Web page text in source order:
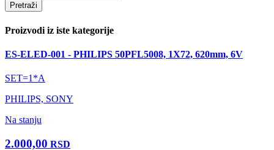
Pretraži
Proizvodi iz iste kategorije
ES-ELED-001 - PHILIPS 50PFL5008, 1X72, 620mm, 6V
SET=1*A
PHILIPS, SONY
Na stanju
2.000,00 RSD